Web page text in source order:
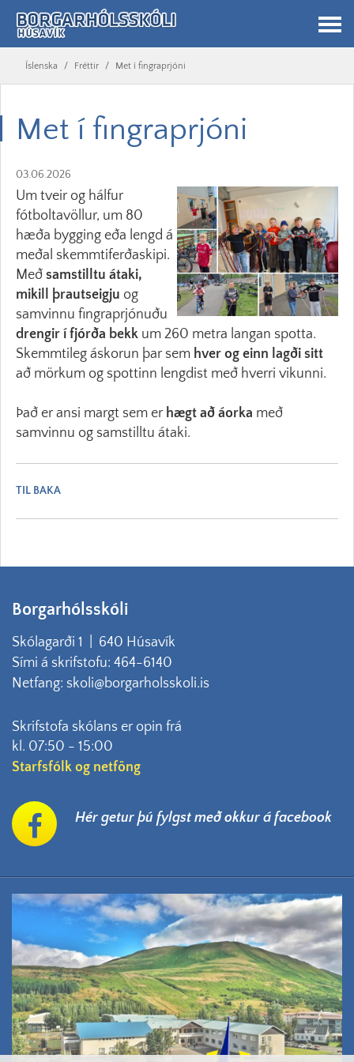
Íslenska / Fréttir / Met í fingraprjóni
Met í fingraprjóni
03.06.2026
Um tveir og hálfur
fótboltavöllur, um 80
hæða bygging eða lengd á
meðal skemmtiferðaskipi.
Með samstilltu átaki,
mikill þrautseigju og
samvinnu fingraprjónuðu
drengir í fjórða bekk um 260 metra langan spotta.
Skemmtileg áskorun þar sem hver og einn lagði sitt
að mörkum og spottinn lengdist með hverri vikunni.
Það er ansi margt sem er hægt að áorka með
samvinnu og samstilltu átaki.
TIL BAKA
Borgarhólsskóli
Skólagarði 1 | 640 Húsavík
Sími á skrifstofu: 464-6140
Netfang: skoli@borgarholsskoli.is
Skrifstofa skólans er opin frá
kl. 07:50 - 15:00
Starfsfólk og netföng
Hér getur þú fylgst með okkur á facebook